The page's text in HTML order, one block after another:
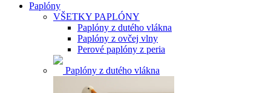
Paplóny
VŠETKY PAPLÓNY
Paplóny z dutého vlákna
Paplóny z ovčej vlny
Perové paplóny z peria
Paplóny z dutého vlákna